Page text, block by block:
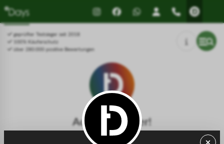
Drücken Sie Alt+1 für den
Bildschirmlesemodus, Alt+0 zum
Abbrechen
Leitfaden für barrierefreie
Bildschirmlesegeräte, Feedback
und Fehlerberichte | Neues
Fenstergeprüfter Testsieger seit 2018
100% Käuferschutz
über 280.000 positive Bewertungen
Achtung, Fehler!
Die gesuchte Seite konnte nicht gefunden werden.